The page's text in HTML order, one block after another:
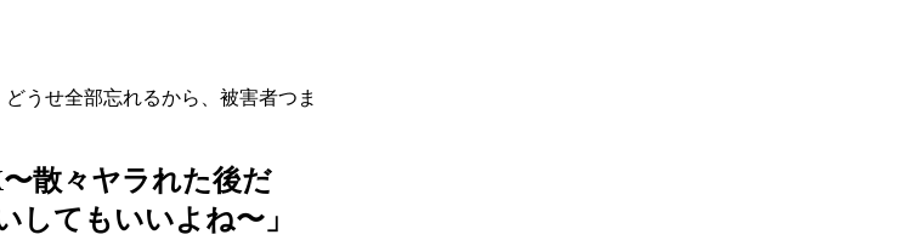
うせ全部忘れるから、被害者つま
散々ヤラれた後だ
してもいいよね〜」